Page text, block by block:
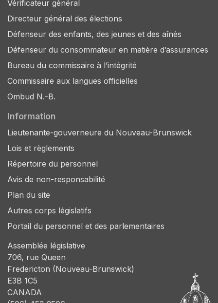
Vérificateur général
Directeur général des élections
Défenseur des enfants, des jeunes et des aînés
Défenseur du consommateur en matière d’assurances
Bureau du commissaire à l’intégrité
Commissaire aux langues officielles
Ombud N.-B.
Information
Lieutenante-gouverneure du Nouveau-Brunswick
Lois et règlements
Répertoire du personnel
Avis de non-responsabilité
Plan du site
Autres corps législatifs
Portail du personnel et des parlementaires
Assemblée législative
706, rue Queen
Fredericton (Nouveau-Brunswick)
E3B 1C5
CANADA